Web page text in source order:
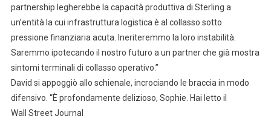
partnership legherebbe la capacità produttiva di Sterling a
un’entità la cui infrastruttura logistica è al collasso sotto
pressione finanziaria acuta. Ineriteremmo la loro instabilità.
Saremmo ipotecando il nostro futuro a un partner che già mostra
sintomi terminali di collasso operativo.”
David si appoggiò allo schienale, incrociando le braccia in modo
difensivo. “È profondamente delizioso, Sophie. Hai letto il
Wall Street Journal